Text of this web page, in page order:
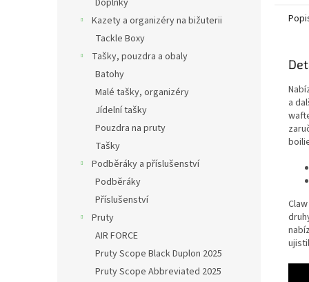
Doplňky
Kazety a organizéry na bižuterii
Tackle Boxy
Tašky, pouzdra a obaly
Batohy
Malé tašky, organizéry
Jídelní tašky
Pouzdra na pruty
Tašky
Podběráky a příslušenství
Podběráky
Příslušenství
Pruty
AIR FORCE
Pruty Scope Black Duplon 2025
Pruty Scope Abbreviated 2025
a